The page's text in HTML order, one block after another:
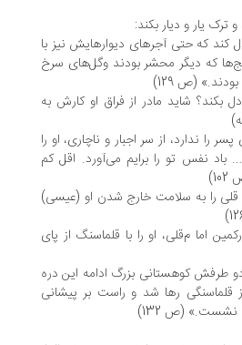
و دیار بکند:
حتی آجرهای دیوارهایش نیز با
دیگر محشر بودند وگل‌های سرخ
129)
شاید مادر از فراق او کارش به
از سر اجبار و ناچاری، او را
تو را برایم می‌آورد. اقل کم
را به سلامت خارج شدن او (عیسی)
او را با قلماسنگ از پای
کوهستانی بزرگ ادامه این دره
رها شد و راست بر پیشانی
(ص 132)